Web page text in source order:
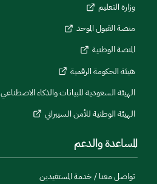
وزارة التعليم
منصة القبول الموحد
المنصة الوطنية
هيئة الحكومة الرقمية
الهيئة السعودية للبيانات والذكاء الاصطناعي
الهيئة الوطنية للأمن السيبراني
المساعدة والدعم
تواصل معنا / خدمة المستفيدين